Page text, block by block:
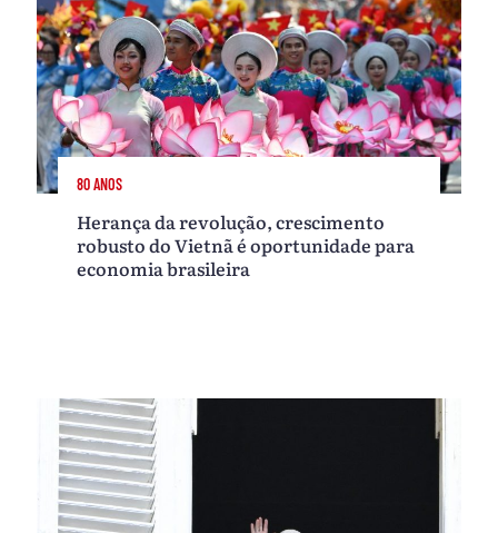
80 ANOS
Herança da revolução, crescimento
robusto do Vietnã é oportunidade para
economia brasileira